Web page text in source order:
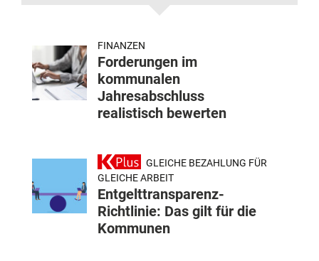
FINANZEN
Forderungen im
kommunalen
Jahresabschluss
realistisch bewerten
GLEICHE BEZAHLUNG FÜR
GLEICHE ARBEIT
Entgelttransparenz-
Richtlinie: Das gilt für die
Kommunen